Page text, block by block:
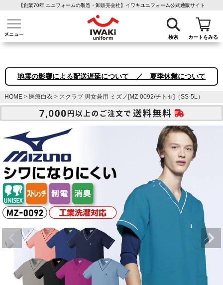
【創業70年 ユニフォームの製造・卸販売会社】イワキユニフォーム公式通販サイト
検索 カートをみる
介護ユニフォーム 作業着・作業服 ファン付き作業着 医療白衣
地震の影響による配送遅延について ／ 夏季休業について
HOME 医療白衣 スクラブ 男女兼用 ミズノ[MZ-0092/チトセ]（SS-5L）